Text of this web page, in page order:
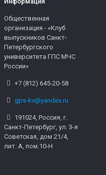
Общественная
организация - «Клуб
выпускников Санкт-
Петербургского
университета ГПС МЧС
России»
+7 (812) 645-20-58
gps-kv@yandex.ru
191024, Россия, г.
Санкт-Петербург, ул. 3-я
Советская, дом 21/4,
лит. А, пом.10-Н